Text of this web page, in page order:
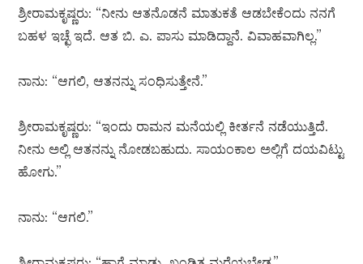
ಶ್ರೀರಾಮಕೃಷ್ಣರು: “ನೀನು ಆತನೊಡನೆ ಮಾತುಕತೆ ಆಡಬೇಕೆಂದು ನನಗೆ
ಬಹಳ ಇಚ್ಛೆ ಇದೆ. ಆತ ಬಿ. ಎ. ಪಾಸು ಮಾಡಿದ್ದಾನೆ. ವಿವಾಹವಾಗಿಲ್ಲ.”
ನಾನು: “ಆಗಲಿ, ಆತನನ್ನು ಸಂಧಿಸುತ್ತೇನೆ.”
ಶ್ರೀರಾಮಕೃಷ್ಣರು: “ಇಂದು ರಾಮನ ಮನೆಯಲ್ಲಿ ಕೀರ್ತನೆ ನಡೆಯುತ್ತಿದೆ.
ನೀನು ಅಲ್ಲಿ ಆತನನ್ನು ನೋಡಬಹುದು. ಸಾಯಂಕಾಲ ಅಲ್ಲಿಗೆ ದಯವಿಟ್ಟು
ಹೋಗು.”
ನಾನು: “ಆಗಲಿ.”